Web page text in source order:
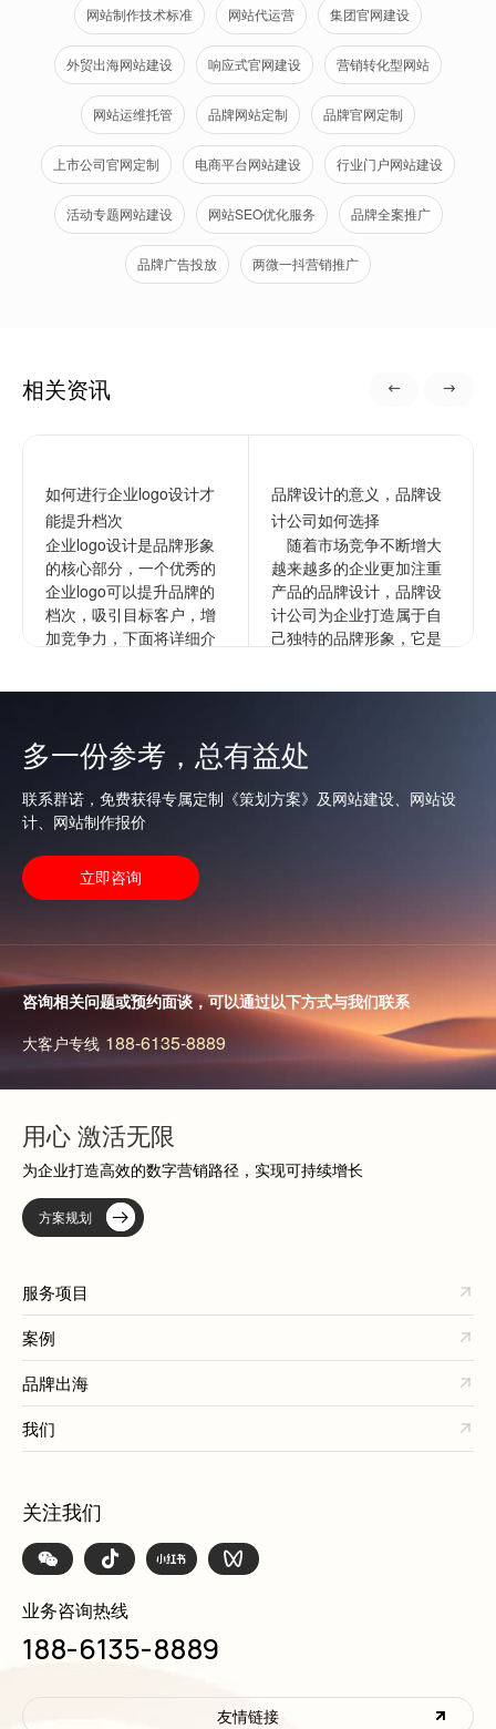
网站制作技术标准 网站代运营 集团官网建设
外贸出海网站建设 响应式官网建设 营销转化型网站
网站运维托管 品牌网站定制 品牌官网定制
上市公司官网定制 电商平台网站建设 行业门户网站建设
活动专题网站建设 网站SEO优化服务 品牌全案推广
品牌广告投放 两微一抖营销推广
相关资讯
如何进行企业logo设计才
能提升档次
企业logo设计是品牌形象
的核心部分，一个优秀的
企业logo可以提升品牌的
档次，吸引目标客户，增
加竞争力，下面将详细介
品牌设计的意义，品牌设
计公司如何选择
随着市场竞争不断增大
越来越多的企业更加注重
产品的品牌设计，品牌设
计公司为企业打造属于自
己独特的品牌形象，它是
查看更多
多一份参考，总有益处
联系群诺，免费获得专属定制《策划方案》及网站建设、网站设
计、网站制作报价
立即咨询
咨询相关问题或预约面谈，可以通过以下方式与我们联系
大客户专线 188-6135-8889
用心 激活无限
为企业打造高效的数字营销路径，实现可持续增长
方案规划
服务项目
案例
品牌出海
我们
关注我们
业务咨询热线
188-6135-8889
友情链接